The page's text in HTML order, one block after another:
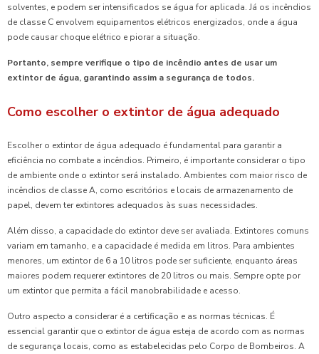
solventes, e podem ser intensificados se água for aplicada. Já os incêndios
de classe C envolvem equipamentos elétricos energizados, onde a água
pode causar choque elétrico e piorar a situação.
Portanto, sempre verifique o tipo de incêndio antes de usar um
extintor de água, garantindo assim a segurança de todos.
Como escolher o extintor de água adequado
Escolher o extintor de água adequado é fundamental para garantir a
eficiência no combate a incêndios. Primeiro, é importante considerar o tipo
de ambiente onde o extintor será instalado. Ambientes com maior risco de
incêndios de classe A, como escritórios e locais de armazenamento de
papel, devem ter extintores adequados às suas necessidades.
Além disso, a capacidade do extintor deve ser avaliada. Extintores comuns
variam em tamanho, e a capacidade é medida em litros. Para ambientes
menores, um extintor de 6 a 10 litros pode ser suficiente, enquanto áreas
maiores podem requerer extintores de 20 litros ou mais. Sempre opte por
um extintor que permita a fácil manobrabilidade e acesso.
Outro aspecto a considerar é a certificação e as normas técnicas. É
essencial garantir que o extintor de água esteja de acordo com as normas
de segurança locais, como as estabelecidas pelo Corpo de Bombeiros. A